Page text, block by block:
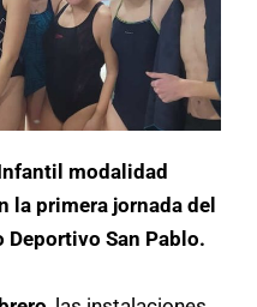
modalidad
la primera jornada del
Deportivo San Pablo.